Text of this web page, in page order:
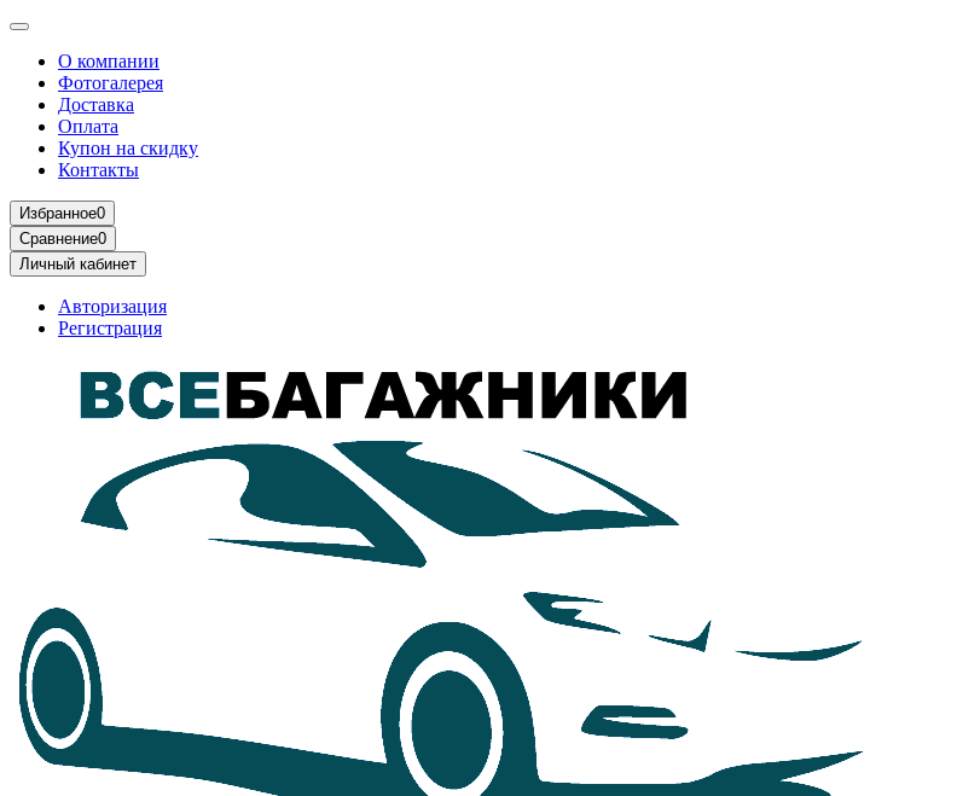
О компании
Фотогалерея
Доставка
Оплата
Купон на скидку
Контакты
Избранное0
Сравнение0
Личный кабинет
Авторизация
Регистрация